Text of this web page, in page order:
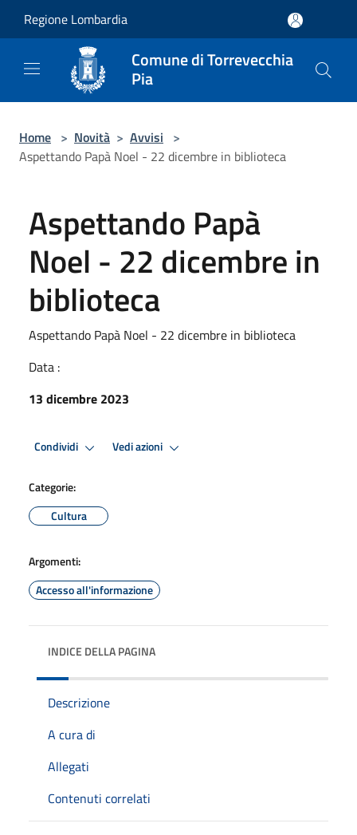
Regione Lombardia
Comune di Torrevecchia
Pia
Home > Novità > Avvisi >
Aspettando Papà Noel - 22 dicembre in biblioteca
Aspettando Papà
Noel - 22 dicembre in
biblioteca
Aspettando Papà Noel - 22 dicembre in biblioteca
Data :
13 dicembre 2023
Condividi Vedi azioni
Categorie:
Cultura
Argomenti:
Accesso all'informazione
INDICE DELLA PAGINA
Descrizione
A cura di
Allegati
Contenuti correlati